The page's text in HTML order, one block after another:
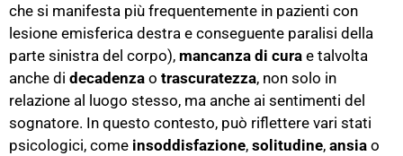
che si manifesta più frequentemente in pazienti con
lesione emisferica destra e conseguente paralisi della
parte sinistra del corpo), mancanza di cura e talvolta
anche di decadenza o trascuratezza, non solo in
relazione al luogo stesso, ma anche ai sentimenti del
sognatore. In questo contesto, può riflettere vari stati
psicologici, come insoddisfazione, solitudine, ansia o